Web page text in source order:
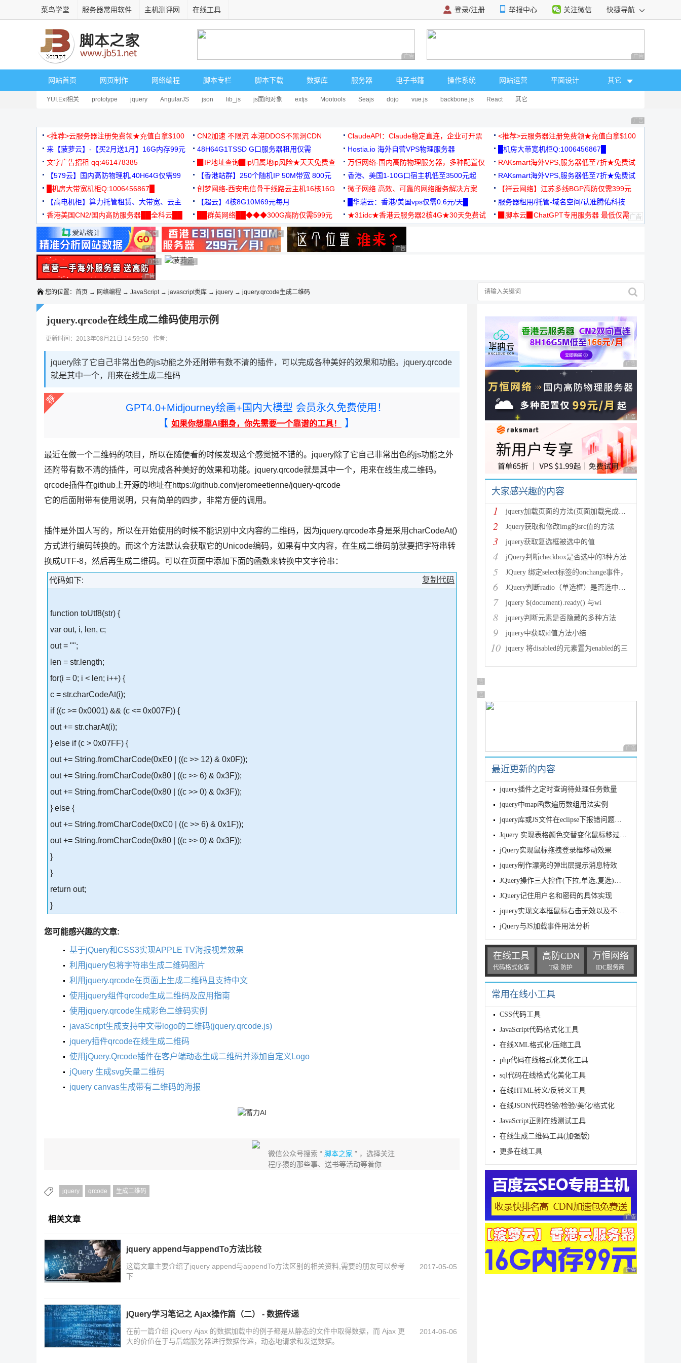
菜鸟学堂 服务器常用软件 主机测评网 在线工具 登录/注册 举报中心 关注微信 快捷导航
广告 商业广告，理性选择 广告 商业广告，理
网站首页 网页制作 网络编程 脚本专栏 脚本下载 数据库 服务器 电子书籍 操作系统 网站运营 平面设计 其它
YUI.Ext相关 prototype jquery AngularJS json lib_js js面向对象 extjs Mootools Seajs dojo vue.js backbone.js React 其它
广告 商业广告，理
<推荐>云服务器注册免费领★充值白拿$100 CN2加速 不限流 本港DDOS不黑洞CDN ClaudeAPI：Claude稳定直连，企业可开票
<推荐>云服务器注册免费领★充值白拿$100
来【菠萝云】-【买2月送1月】16G内存99元
48H64G1TSSD G口服务器租用仅需
3000+可免费测试
Hostia.io 海外自营VPS物理服务器
█机房大带宽机柜Q:1006456867█
文字广告招租 qq:461478385
▉IP地址查询▉ip归属地ip风险★天天免费查
万恒网络-国内高防物理服务器，多种配置仅
99元/月起
RAKsmart海外VPS,服务器低至7折★免费试
用★
【579云】国内高防物理机,40H64G仅需99
元
【香港站群】250个随机IP 50M带宽 800元 香港、美国1-10G口宿主机低至3500元起
RAKsmart海外VPS,服务器低至7折★免费试
用★
█机房大带宽机柜Q:1006456867█
创梦网络-西安电信骨干线路云主机16核16G
88元/月
微子网络 高效、可靠的网络服务解决方案
【祥云网络】江苏多线BGP高防仅需399元
【高电机柜】算力托管租赁、大带宽、云主
机
【超云】4核8G10M69元每月 █华瑞云：香港/美国vps仅需0.6元/天█
服务器租用/托管-域名空间/认准腾佑科技
香港美国CN2/国内高防服务器██全科云██
██群英网络██◆◆◆300G高防仅需599元
◆◆◆
★31idc★香港云服务器2核4G★30天免费试
用◆
▉脚本云▉ChatGPT专用服务器 最低仅需
广告 商业广告，理性选择
广告 商业广告，理性选择
广告 商业广告，理性选择
广告 商业广告，理性选择
广告 商业广告，理性选择
广告 商业广告，理性选择
广告 商业广告，理性选择
广告 商业广告，理性选择广告 商业广告，理性选择
广告 商业广告，理性选择
您的位置： 首页 → 网络编程 → JavaScript→ javascript类库 → jquery → jquery.qrcode生成二维码
jquery.qrcode在线生成二维码使用示例
更新时间：2013年08月21日 14:59:50 作者：
jquery除了它自己非常出色的js功能之外还附带有数不清的插件，可以完成各种美好的效果和功能。jquery.qrcode
就是其中一个，用来在线生成二维码
GPT4.0+Midjourney绘画+国内大模型 会员永久免费使用！
【 如果你想靠AI翻身，你先需要一个靠谱的工具！ 】
最近在做一个二维码的项目，所以在随便看的时候发现这个感觉挺不错的。jquery除了它自己非常出色的js功能之外
还附带有数不清的插件，可以完成各种美好的效果和功能。jquery.qrcode就是其中一个，用来在线生成二维码。
qrcode插件在github上开源的地址在https://github.com/jeromeetienne/jquery-qrcode
它的后面附带有使用说明，只有简单的四步，非常方便的调用。
插件是外国人写的，所以在开始使用的时候不能识别中文内容的二维码，因为jquery.qrcode本身是采用charCodeAt()
方式进行编码转换的。而这个方法默认会获取它的Unicode编码，如果有中文内容，在生成二维码前就要把字符串转
换成UTF-8，然后再生成二维码。可以在页面中添加下面的函数来转换中文字符串：
复制代码
代码如下:
function toUtf8(str) {
var out, i, len, c;
out = "";
len = str.length;
for(i = 0; i < len; i++) {
c = str.charCodeAt(i);
if ((c >= 0x0001) && (c <= 0x007F)) {
out += str.charAt(i);
} else if (c > 0x07FF) {
out += String.fromCharCode(0xE0 | ((c >> 12) & 0x0F));
out += String.fromCharCode(0x80 | ((c >> 6) & 0x3F));
out += String.fromCharCode(0x80 | ((c >> 0) & 0x3F));
} else {
out += String.fromCharCode(0xC0 | ((c >> 6) & 0x1F));
out += String.fromCharCode(0x80 | ((c >> 0) & 0x3F));
}
}
return out;
}
您可能感兴趣的文章:
基于jQuery和CSS3实现APPLE TV海报视差效果
利用jquery包将字符串生成二维码图片
利用jquery.qrcode在页面上生成二维码且支持中文
使用jquery组件qrcode生成二维码及应用指南
使用jquery.qrcode生成彩色二维码实例
javaScript生成支持中文带logo的二维码(jquery.qrcode.js)
jquery插件qrcode在线生成二维码
使用jQuery.Qrcode插件在客户端动态生成二维码并添加自定义Logo
jQuery 生成svg矢量二维码
jquery canvas生成带有二维码的海报
微信公众号搜索 “脚本之家 ” ，选择关注
程序猿的那些事、送书等活动等着你
jquery qrcode 生成二维码
相关文章
jquery append与appendTo方法比较
这篇文章主要介绍了jquery append与appendTo方法区别的相关资料,需要的朋友可以参考
下
2017-05-05
jQuery学习笔记之 Ajax操作篇（二） - 数据传递
在前一篇介绍 jQuery Ajax 的数据加载中的例子都是从静态的文件中取得数据，而 Ajax 更
大的价值在于与后端服务器进行数据传递，动态地请求和发送数据。
2014-06-06
广告 商业广告，理性
广告 商业广告，理性
广告 商业广告，理性
大家感兴趣的内容
1 jquery加载页面的方法(页面加载完成就执行)
2 Jquery获取和修改img的src值的方法
3 jquery获取复选框被选中的值
4 jQuery判断checkbox是否选中的3种方法
5 JQuery 绑定select标签的onchange事件，
6 JQuery判断radio（单选框）是否选中和获取选中值方法
7 jquery $(document).ready() 与wi
8 jquery判断元素是否隐藏的多种方法
9 jquery中获取id值方法小结
10 jquery 将disabled的元素置为enabled的三
广告 商业广告，理性选择
广告 商业广告，理性选择
广告 商业广告，理性
最近更新的内容
jquery插件之定时查询待处理任务数量
jquery中map函数遍历数组用法实例
jquery库或JS文件在eclipse下报错问题解决方法
Jquery 实现表格颜色交替变化鼠标移过颜色变化实例
jQuery实现鼠标拖拽登录框移动效果
jquery制作漂亮的弹出层提示消息特效
JQuery操作三大控件(下拉,单选,复选)的方法
JQuery记住用户名和密码的具体实现
jquery实现文本框鼠标右击无效以及不能输入的代码
jQuery与JS加载事件用法分析
在线工具
代码格式化等
高防CDN
T级 防护
万恒网络
IDC服务商
常用在线小工具
CSS代码工具
JavaScript代码格式化工具
在线XML格式化/压缩工具
php代码在线格式化美化工具
sql代码在线格式化美化工具
在线HTML转义/反转义工具
在线JSON代码检验/检验/美化/格式化
JavaScript正则在线测试工具
在线生成二维码工具(加强版)
更多在线工具
广告 商业广告，理性
广告 商业广告，理性